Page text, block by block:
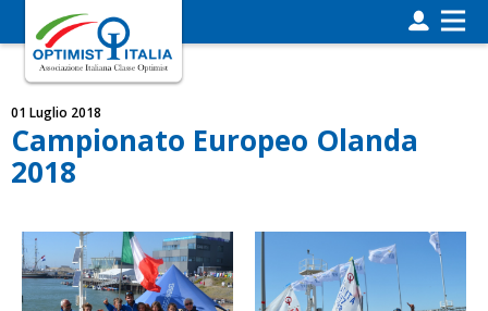
01 Luglio 2018
Campionato Europeo Olanda
2018